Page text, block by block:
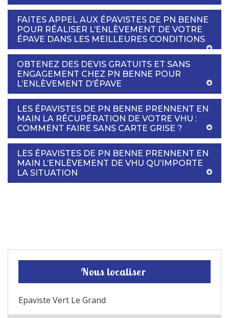
FAITES APPEL AUX ÉPAVISTES DE PN BENNE
POUR RÉALISER L’ENLÈVEMENT DE VOTRE
ÉPAVE DANS LES MEILLEURES CONDITIONS
OBTENEZ DES DEVIS GRATUITS ET SANS
ENGAGEMENT CHEZ PN BENNE POUR
L’ENLÈVEMENT D’ÉPAVE
LES ÉPAVISTES DE PN BENNE PRENNENT EN
MAIN LA RÉCUPÉRATION DE VOTRE VHU :
COMMENT FAIRE SANS CARTE GRISE ?
LES ÉPAVISTES DE PN BENNE PRENNENT EN
MAIN L’ENLÈVEMENT DE VHU QU’IMPORTE
LA SITUATION
Nous localiser
Epaviste Vert Le Grand